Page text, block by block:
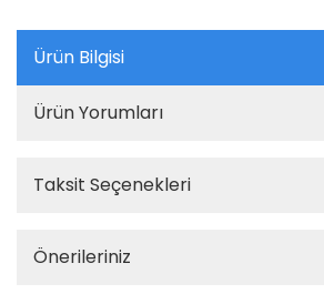
Ürün Bilgisi
Ürün Yorumları
Taksit Seçenekleri
Önerileriniz